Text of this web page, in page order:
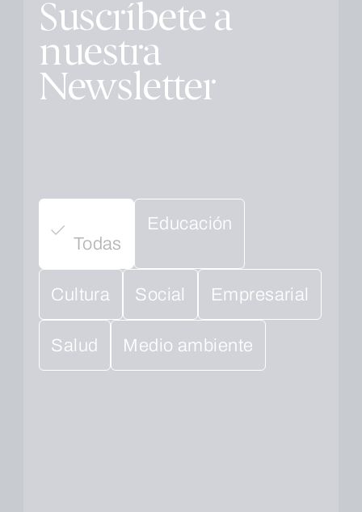
Suscríbete a
nuestra
Newsletter
Todas
Educación
Cultura Social Empresarial
Salud Medio ambiente